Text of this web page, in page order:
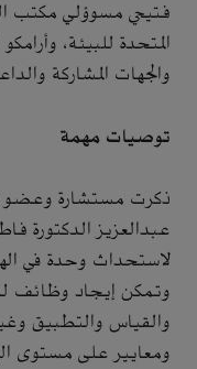
فتيحي مسوؤلي مكتب
المتحدة للبيئة،
والجهات المشاركة
توصيات مهمة
ذكرت مستشارة وعضو
عبدالعزيز الدكتورة
لاستحداث وحدة في
وتمكن إيجاد وظائف
والقياس والتطبيق
ومعايير على مستوى